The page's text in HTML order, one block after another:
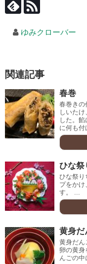
ゆみクローバー
関連記事
春巻
春巻きの
しいた
した。
に何も付
ひな祭
ひな祭り
プをかけ
す。 ...
黄身だ
黄身だん
卵の黄
んごの